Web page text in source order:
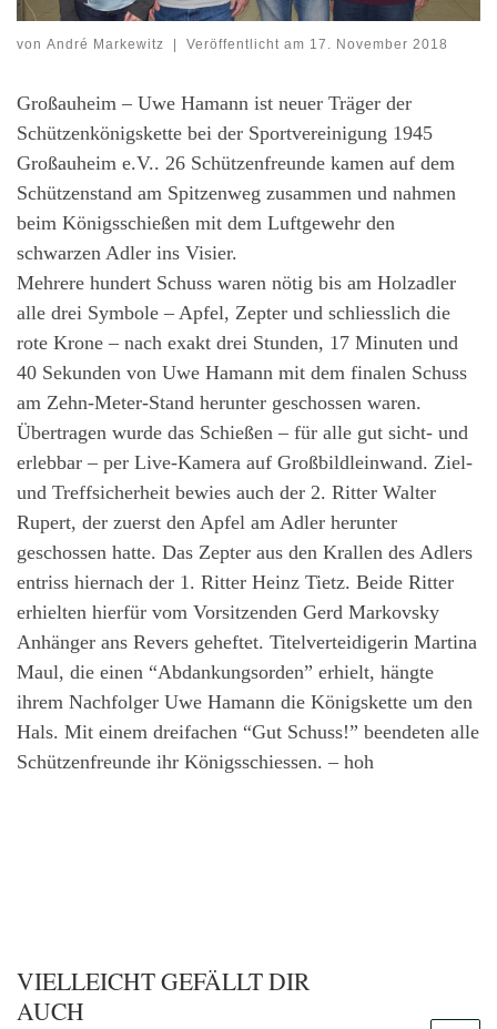
von André Markewitz Veröffentlicht am 17. November 2018
Großauheim – Uwe Hamann ist neuer Träger der
Schützenkönigskette bei der Sportvereinigung 1945
Großauheim e.V.. 26 Schützenfreunde kamen auf dem
Schützenstand am Spitzenweg zusammen und nahmen
beim Königsschießen mit dem Luftgewehr den
schwarzen Adler ins Visier.
Mehrere hundert Schuss waren nötig bis am Holzadler
alle drei Symbole – Apfel, Zepter und schliesslich die
rote Krone – nach exakt drei Stunden, 17 Minuten und
40 Sekunden von Uwe Hamann mit dem finalen Schuss
am Zehn-Meter-Stand herunter geschossen waren.
Übertragen wurde das Schießen – für alle gut sicht- und
erlebbar – per Live-Kamera auf Großbildleinwand. Ziel-
und Treffsicherheit bewies auch der 2. Ritter Walter
Rupert, der zuerst den Apfel am Adler herunter
geschossen hatte. Das Zepter aus den Krallen des Adlers
entriss hiernach der 1. Ritter Heinz Tietz. Beide Ritter
erhielten hierfür vom Vorsitzenden Gerd Markovsky
Anhänger ans Revers geheftet. Titelverteidigerin Martina
Maul, die einen “Abdankungsorden” erhielt, hängte
ihrem Nachfolger Uwe Hamann die Königskette um den
Hals. Mit einem dreifachen “Gut Schuss!” beendeten alle
Schützenfreunde ihr Königsschiessen. – hoh
VIELLEICHT GEFÄLLT DIR
AUCH